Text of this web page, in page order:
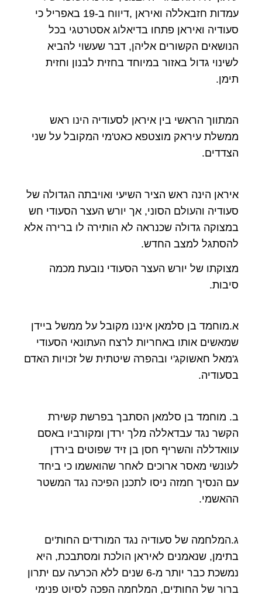
עמדות חזבאללה ואיראן ,דיווח ב-19 באפריל כי
סעודיה ואיראן פתחו בדיאלוג אסטרטגי בכל
הנושאים הקשורים אליהן, דבר שעשוי להביא
לשינוי גדול באזור במיוחד בחזית לבנון וחזית
תימן.
המתווך הראשי בין איראן לסעודיה הינו ראש
ממשלת עיראק מוצטפא כאט'מי המקובל על שני
הצדדים.
איראן הינה ראש הציר השיעי ואויבתה הגדולה של
סעודיה והעולם הסוני, אך יורש העצר הסעודי חש
במצוקה גדולה שכנראה לא הותירה לו ברירה אלא
להסתגל למצב החדש.
מצוקתו של יורש העצר הסעודי נובעת מכמה
סיבות.
א.מוחמד בן סלמאן איננו מקובל על ממשל ביידן
שמאשים אותו באחריות לרצח העתונאי הסעודי
ג'מאל חאשוקג'י ובהפרה שיטתית של זכויות האדם
בסעודיה.
ב. מוחמד בן סלמאן הסתבך בפרשת קשירת
הקשר נגד עבדאללה מלך ירדן ומקורביו באסם
עוואדללה והשריף חסן בן זיד שפוטים בירדן
לעונשי מאסר ארוכים לאחר שהואשמו כי ביחד
עם הנסיך חמזה ניסו לתכנן הפיכה נגד המשטר
ההאשמי.
ג.המלחמה של סעודיה נגד המורדים החות'ים
בתימן, שנאמנים לאיראן הולכת ומסתבכת, היא
נמשכת כבר יותר מ-6 שנים ללא הכרעה עם יתרון
ברור של החות'ים, המלחמה הפכה לסיוט פנימי